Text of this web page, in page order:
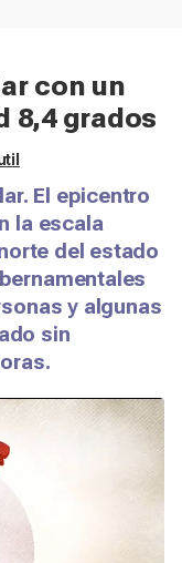
con un
8,4 grados
El epicentro
la escala
del estado
y algunas
sin